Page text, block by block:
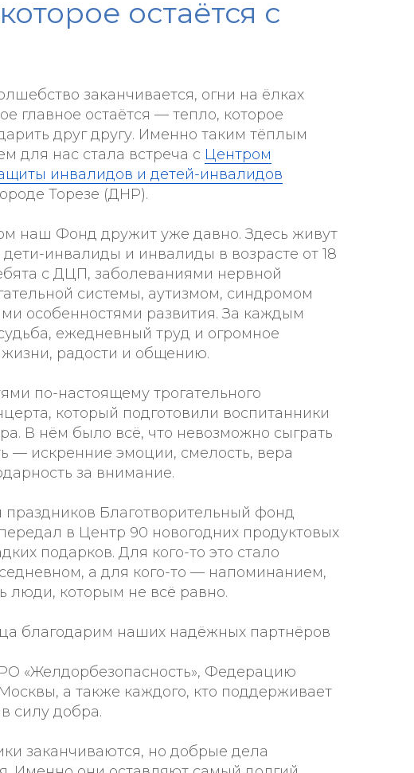
остаётся c
заканчивается, огни на ёлках
главное остаётся — тепло, которое
друг другу. Именно таким тёплым
для нас стала встреча с Центром
инвалидов и детей-инвалидов
Торезе (ДНР).
наш Фонд дружит уже давно. Здесь живут
инвалиды и инвалиды в возрасте от 18
с ДЦП, заболеваниями нервной
системы, аутизмом, синдромом
особенностями развития. За каждым
ежедневный труд и огромное
радости и общению.
по-настоящему трогательного
который подготовили воспитанники
В нём было всё, что невозможно сыграть
— искренние эмоции, смелость, вера
за внимание.
Благотворительный фонд
в Центр 90 новогодних продуктовых
подарков. Для кого-то это стало
а для кого-то — напоминанием,
люди, которым не всё равно.
благодарим наших надёжных партнёров
«Желдорбезопасность», Федерацию
а также каждого, кто поддерживает
силу добра.
заканчиваются, но добрые дела